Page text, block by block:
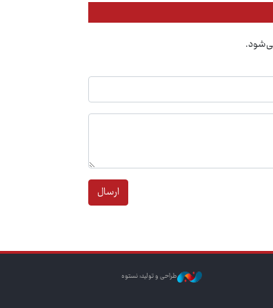
ارسال
طراحی و تولید: نستوه